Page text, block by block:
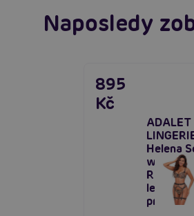
Naposledy
ADALET
Helena
with Leg
Rings,
leopardí
prádla
895
Kč